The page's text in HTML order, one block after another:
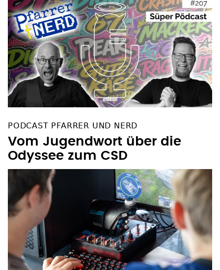
PODCAST PFARRER UND NERD
Vom Jugendwort über die
Odyssee zum CSD